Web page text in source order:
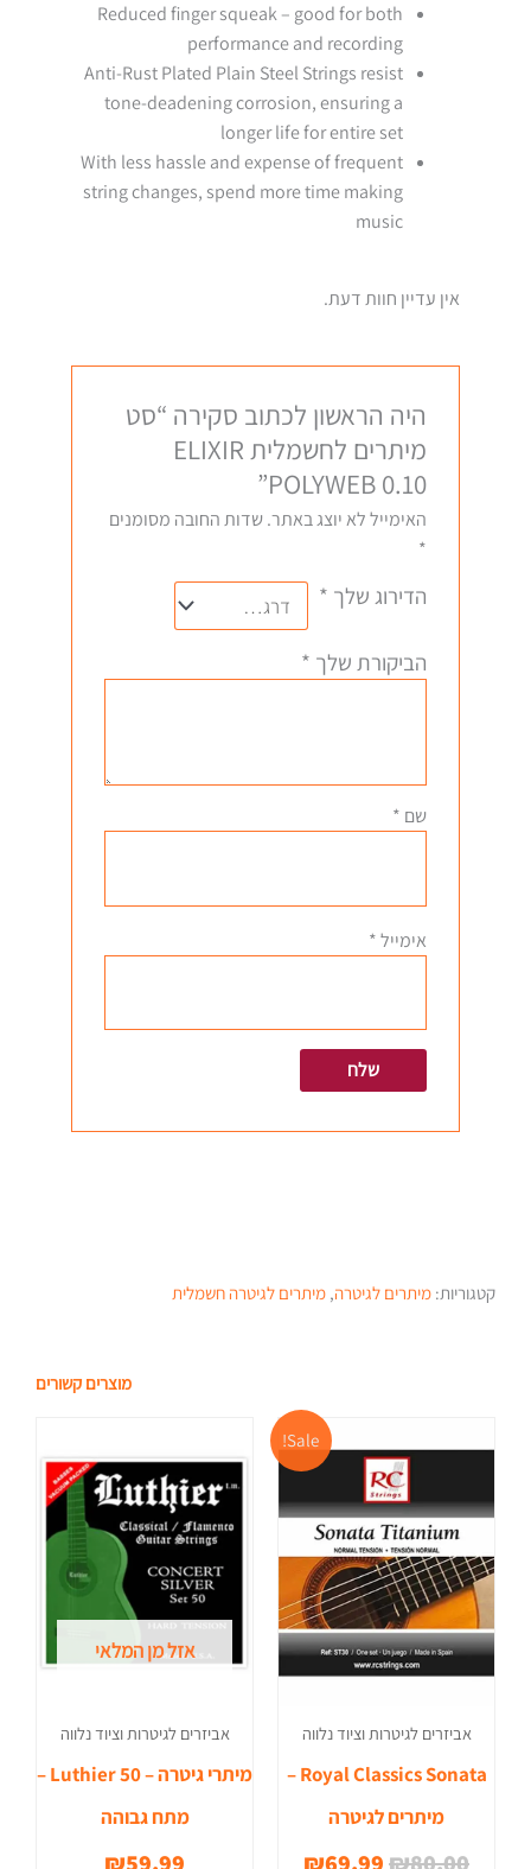
Reduced finger squeak – good for both
performance and recording
Anti-Rust Plated Plain Steel Strings resist
tone-deadening corrosion, ensuring a
longer life for entire set
With less hassle and expense of frequent
string changes, spend more time making
music
אין עדיין חוות דעת.
היה הראשון לכתוב סקירה “סט
מיתרים לחשמלית ELIXIR
POLYWEB 0.10”
האימייל לא יוצג באתר.שדות החובה מסומנים
*
הדירוג שלך *
הביקורת שלך *
שם *
אימייל*
קטגוריות: מיתרים לגיטרה, מיתרים לגיטרה חשמלית
מוצרים קשורים
Sale!
אביזרים לגיטרות וציוד נלווה
Royal Classics Sonata –
מיתרים לגיטרה
המחיר
המקורי
היה:
₪80.00.
המחיר
הנוכחי
₪69.99.
אזל מן המלאי
אביזרים לגיטרות וציוד נלווה
מיתרי גיטרה – Luthier 50 –
מתח גבוהה